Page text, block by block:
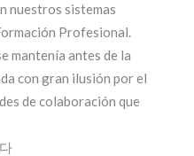
nuestros sistemas
Profesional.
mantenía antes de la
con gran ilusión por el
de colaboración que